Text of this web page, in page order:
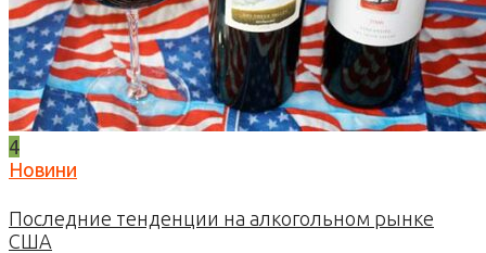
4
Новини
Последние тенденции на алкогольном рынке
США